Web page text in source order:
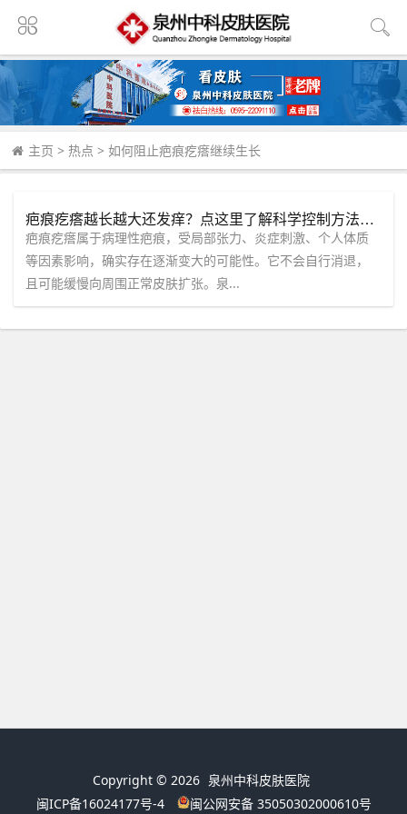
主页 > 热点 > 如何阻止疤痕疙瘩继续生长
疤痕疙瘩越长越大还发痒？点这里了解科学控制方法，别拖到面积翻倍！
疤痕疙瘩属于病理性疤痕，受局部张力、炎症刺激、个人体质
等因素影响，确实存在逐渐变大的可能性。它不会自行消退，
且可能缓慢向周围正常皮肤扩张。泉...
Copyright © 2026 泉州中科皮肤医院
闽ICP备16024177号-4
闽公网安备 35050302000610号